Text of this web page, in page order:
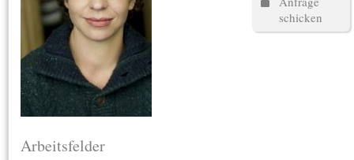
schicken
Arbeitsfelder